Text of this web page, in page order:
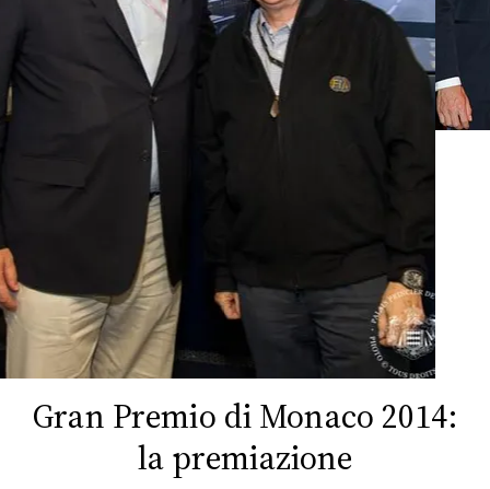
TV
PRINCIPATO
MONACO
Gran Premio di Monaco 2014:
la premiazione